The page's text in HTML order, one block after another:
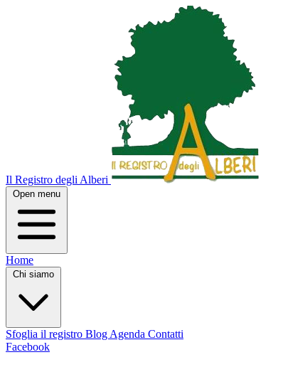
Il Registro degli Alberi
Open menu
Home
Chi siamo
Sfoglia il registro Blog Agenda Contatti
Facebook